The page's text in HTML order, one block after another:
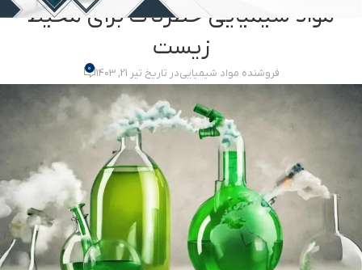
مواد شیمیایی خطرناک برای محیط
زیست
فروشنده مواد شیمیاییدر تاریخ تیر 21, 1403 0